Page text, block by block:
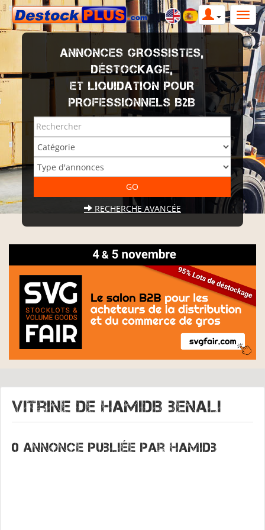
ANNONCES GROSSISTES,
DÉSTOCKAGE,
ET LIQUIDATION POUR
PROFESSIONNELS B2B
RECHERCHE AVANCÉE
Vitrine de HAMIDB benali
0 annonce publiée par Hamidb